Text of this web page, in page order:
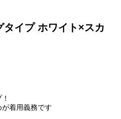
イプ ホワイト×スカ
着用義務です